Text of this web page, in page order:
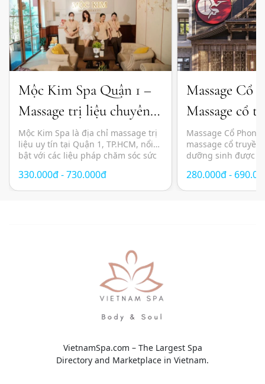
Mộc Kim Spa Quận 1 –
Massage trị liệu chuyên
sâu và thư giãn chuẩn
Nhật
Mộc Kim Spa là địa chỉ massage trị
liệu uy tín tại Quận 1, TP.HCM, nổi
bật với các liệu pháp chăm sóc sức
hiện đại, thảo dược thiên nhiên và
không gian thư giãn mang cảm
330.000đ - 730.000đ
Massage Cổ
Massage cổ
đầu dưỡng
Massage Cổ
massage cổ truyền
dưỡng sinh được
yên tĩnh, thư giãn
pháp chăm sóc
280.000đ -
VietnamSpa.com – The Largest Spa
Directory and Marketplace in Vietnam.